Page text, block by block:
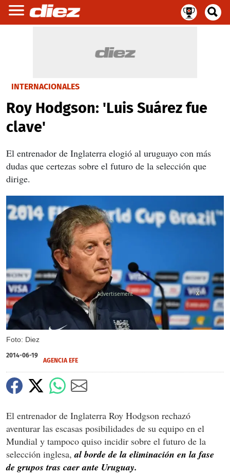
INTERNACIONALES
Roy Hodgson: 'Luis Suárez fue
clave'
El entrenador de Inglaterra elogió al uruguayo con más
dudas que certezas sobre el futuro de la selección que
dirige.
Foto: Diez
X
2014-06-19
AGENCIA EFE
El entrenador de Inglaterra Roy Hodgson rechazó
aventurar las escasas posibilidades de su equipo en el
Mundial y tampoco quiso incidir sobre el futuro de la
selección inglesa,al borde de la eliminación en la fase
de grupos tras caer ante Uruguay.